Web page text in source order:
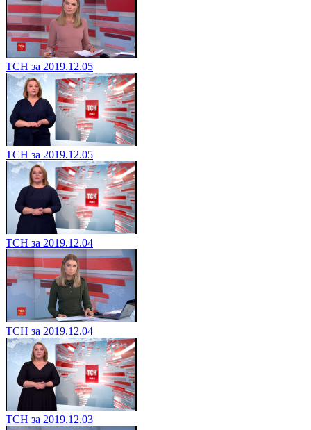
ТСН за 2019.12.05
ТСН за 2019.12.05
ТСН за 2019.12.04
ТСН за 2019.12.04
ТСН за 2019.12.03